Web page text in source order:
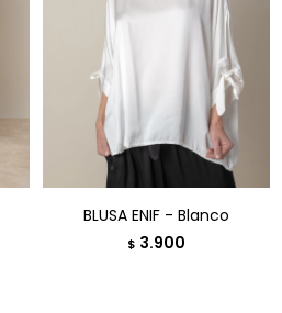
BLUSA ENIF - Blanco
$ 3.900